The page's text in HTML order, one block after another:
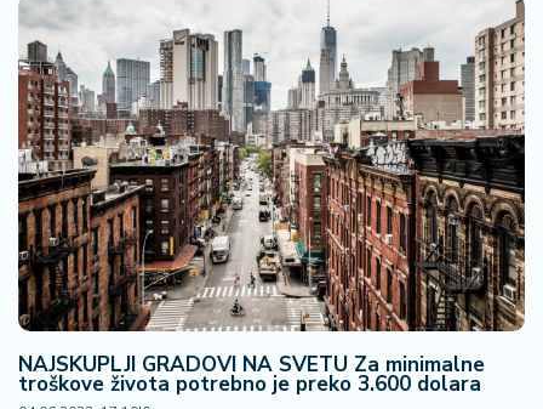
NAJSKUPLJI GRADOVI NA SVETU Za minimalne
troškove života potrebno je preko 3.600 dolara